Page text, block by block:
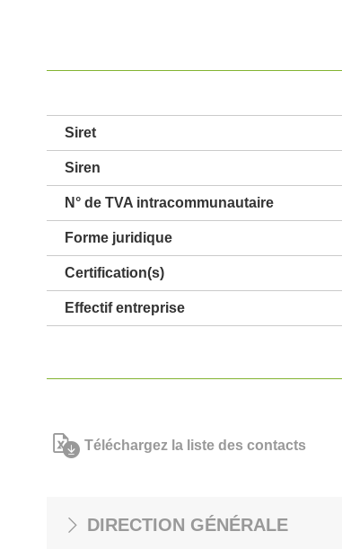
Siret
Siren
N° de TVA intracommunautaire
Forme juridique
Certification(s)
Effectif entreprise
Téléchargez la liste des contacts
DIRECTION GÉNÉRALE